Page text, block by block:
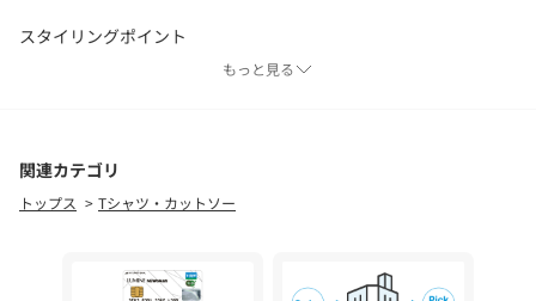
スタイリングポイント
・デニムでカジュアルに、スラックスで綺麗めに。
＊＊＊＊＊＊＊＊＊＊＊＊＊＊＊＊＊＊＊＊＊＊
透け感：なし
裏地：なし
＊＊＊＊＊＊＊＊＊＊＊＊＊＊＊＊＊＊＊＊＊＊
もっと見る
関連カテゴリ
トップス Tシャツ・カットソー